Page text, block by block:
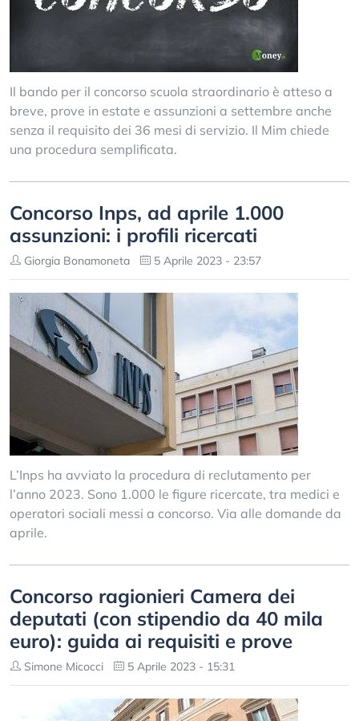
Il bando per il concorso scuola straordinario è atteso a
breve, prove in estate e assunzioni a settembre anche
senza il requisito dei 36 mesi di servizio. Il Mim chiede
una procedura semplificata.
Concorso Inps, ad aprile 1.000
assunzioni: i profili ricercati
Giorgia Bonamoneta 5 Aprile 2023 - 23:57
L’Inps ha avviato la procedura di reclutamento per
l’anno 2023. Sono 1.000 le figure ricercate, tra medici e
operatori sociali messi a concorso. Via alle domande da
aprile.
Concorso ragionieri Camera dei
deputati (con stipendio da 40 mila
euro): guida ai requisiti e prove
Simone Micocci 5 Aprile 2023 - 15:31